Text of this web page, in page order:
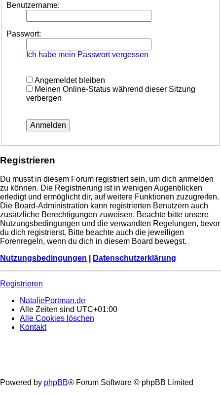
Benutzername:
Passwort:
Ich habe mein Passwort vergessen
Angemeldet bleiben
Meinen Online-Status während dieser Sitzung
verbergen
Registrieren
Du musst in diesem Forum registriert sein, um dich anmelden
zu können. Die Registrierung ist in wenigen Augenblicken
erledigt und ermöglicht dir, auf weitere Funktionen zuzugreifen.
Die Board-Administration kann registrierten Benutzern auch
zusätzliche Berechtigungen zuweisen. Beachte bitte unsere
Nutzungsbedingungen und die verwandten Regelungen, bevor
du dich registrierst. Bitte beachte auch die jeweiligen
Forenregeln, wenn du dich in diesem Board bewegst.
Nutzungsbedingungen
Datenschutzerklärung
Registrieren
NataliePortman.de
Alle Zeiten sind UTC+01:00
Alle Cookies löschen
Kontakt
Powered by phpBB® Forum Software © phpBB Limited